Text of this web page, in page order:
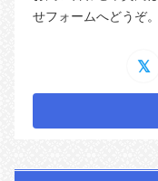
せフォームへどうぞ。